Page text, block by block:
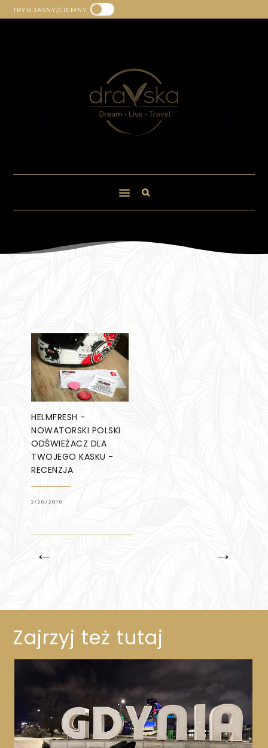
TRYB JASNY/CIEMNY
HELMFRESH -
NOWATORSKI POLSKI
ODŚWIEŻACZ DLA
TWOJEGO KASKU -
RECENZJA
2/28/2018
← →
Zajrzyj też tutaj